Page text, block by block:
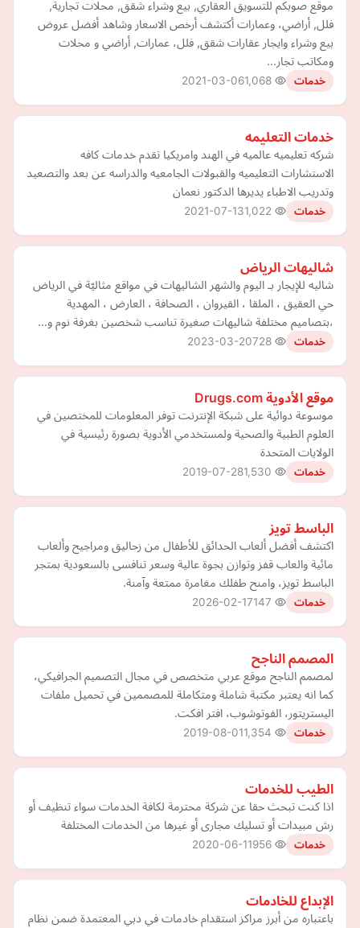
موقع صوبكم للتسويق العقاري, بيع وشراء شقق, محلات تجارية,
فلل, أراضي، وعمارات أكتشف أرخص الاسعار وشاهد أفضل عروض
بيع وشراء وايجار عقارات شقق, فلل، عمارات, أراضي و محلات
ومكاتب تجار…
خدمات 2021-03-06
خدمات التعليمه
شركه تعليميه عالميه في الهند وامريكيا تقدم خدمات كافه
الاستشارات التعليميه والقبولات الجامعيه والدراسه عن بعد والتصعيد
وتدريب الاطباء يديرها الدكتور نعمان
خدمات 2021-07-13
شاليهات الرياض
شاليه للإيجار بـ اليوم والشهر الشاليهات في مواقع مثاليّة في الرياض
حي العقيق ، الملقا ، القيروان ، الصحافة ، العارض ، المهدية
،بتصاميم مختلفة شاليهات صغيرة تناسب شخصين بغرفة نوم و…
خدمات 2023-03-20
موقع الأدوية Drugs.com
موسوعة دوائية على شبكة الإنترنت توفر المعلومات للمختصين في
العلوم الطبية والصحية ولمستخدمي الأدوية بصورة رئيسية في
الولايات المتحدة
خدمات 2019-07-28
الباسط تويز
اكتشف أفضل ألعاب الحدائق للأطفال من زحاليق ومراجيح وألعاب
مائية والعاب قفز وتوازن بجوة عالية وسعر تنافسى بالسعودية بمتجر
الباسط تويز، وامنح طفلك مغامرة ممتعة وآمنة.
خدمات 2026-02-17
المصمم الناجح
لمصمم الناجح موقع عربي متخصص في مجال التصميم الجرافيكي،
كما انه يعتبر مكتبة شاملة ومتكاملة للمصممين في تحميل ملفات
اليستريتور، الفوتوشوب، افتر افكت.
خدمات 2019-08-01
الطيب للخدمات
اذا كنت تبحث حقا عن شركة محترمة لكافة الخدمات سواء تنظيف أو
رش مبيدات أو تسليك مجارى أو غيرها من الخدمات المختلفة
خدمات 2020-06-11
الإبداع للخادمات
باعتباره من أبرز مراكز استقدام خادمات في دبي المعتمدة ضمن نظام